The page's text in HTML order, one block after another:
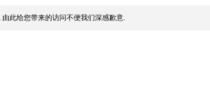
此给您带来的访问不便我们深感歉意.